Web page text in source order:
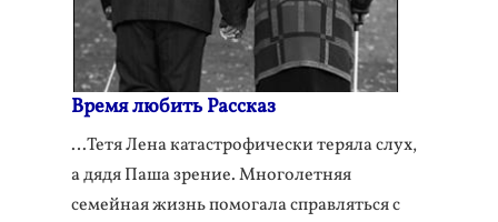
Время любить Рассказ
…Тетя Лена катастрофически теряла слух,
а дядя Паша зрение. Многолетняя
семейная жизнь помогала справляться с